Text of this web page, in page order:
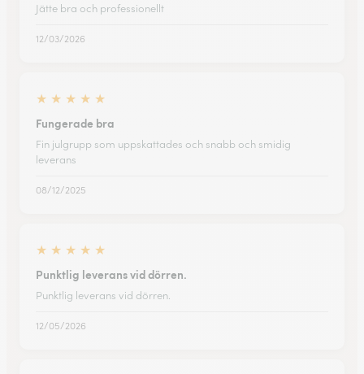
Jätte bra och professionellt
12/03/2026
★ ★ ★ ★ ★
Fungerade bra
Fin julgrupp som uppskattades och snabb och smidig
leverans
08/12/2025
★ ★ ★ ★ ★
Punktlig leverans vid dörren.
Punktlig leverans vid dörren.
12/05/2026